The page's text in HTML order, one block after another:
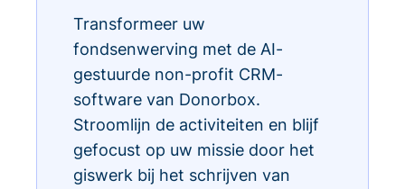
Transformeer uw
fondsenwerving met de AI-
gestuurde non-profit CRM-
software van Donorbox.
Stroomlijn de activiteiten en blijf
gefocust op uw missie door het
giswerk bij het schrijven van